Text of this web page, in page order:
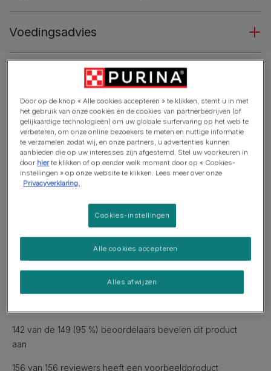
Voedingsadvies
Door op de knop « Alle cookies accepteren » te klikken, stemt u in met
het gebruik van onze cookies en de cookies van partnerbedrijven (of
gelijkaardige technologieën) om uw globale surfervaring op het web te
verbeteren, om onze online bezoekers te meten en nuttige informatie
te verzamelen zodat wij, en onze partners, u advertenties kunnen
aanbieden die op uw interesses zijn afgestemd. Stel uw voorkeuren in
door hierte klikken of op eender welk moment door op « Cookies-
instellingen » op onze website te klikken. Lees meer over onze
Privacyverklaring.
Cookies-instellingen
Alles afwijzen
Alle cookies accepteren